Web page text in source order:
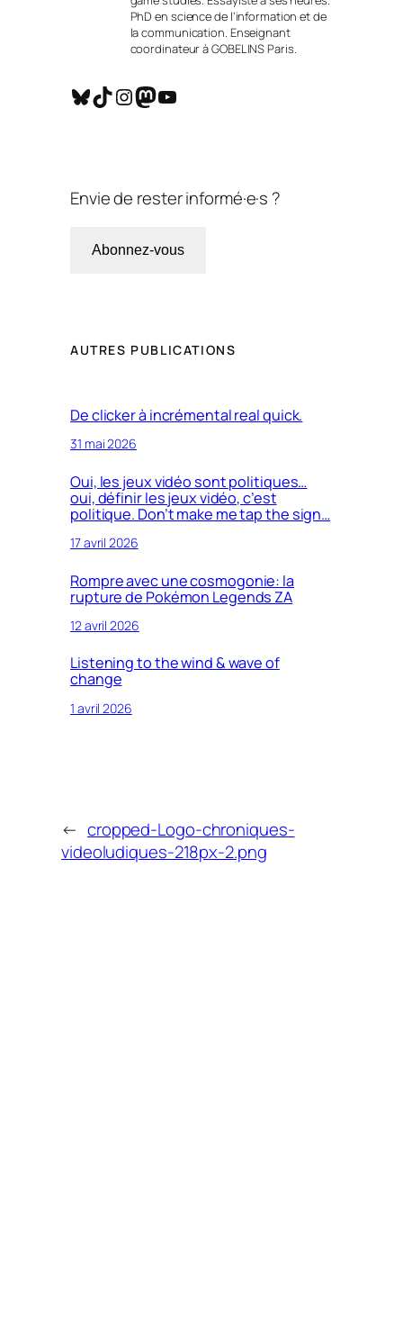
PhD en science de l’information et de
la communication. Enseignant
coordinateur à GOBELINS Paris.
Bluesky TikTok InstagramMastodon YouTube
Envie de rester informé·e·s ?
Abonnez-vous
AUTRES PUBLICATIONS
De clicker à incrémental real quick.
31 mai 2026
Oui, les jeux vidéo sont politiques…
oui, définir les jeux vidéo, c’est
politique. Don’t make me tap the sign…
17 avril 2026
Rompre avec une cosmogonie: la
rupture de Pokémon Legends ZA
12 avril 2026
Listening to the wind & wave of
change
1 avril 2026
← cropped-Logo-chroniques-
videoludiques-218px-2.png